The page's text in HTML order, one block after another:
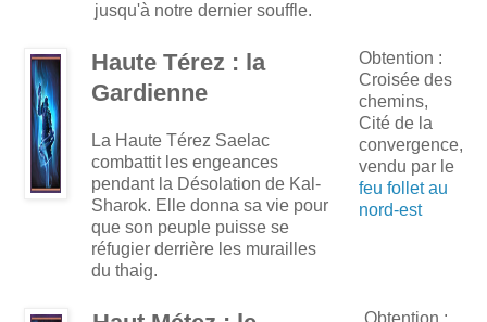
jusqu'à notre dernier souffle.
Haute Térez : la
Gardienne
La Haute Térez Saelac
combattit les engeances
pendant la Désolation de Kal-
Sharok. Elle donna sa vie pour
que son peuple puisse se
réfugier derrière les murailles
du thaig.
Obtention :
Croisée des
chemins,
Cité de la
convergence,
vendu par le
feu follet au
nord-est